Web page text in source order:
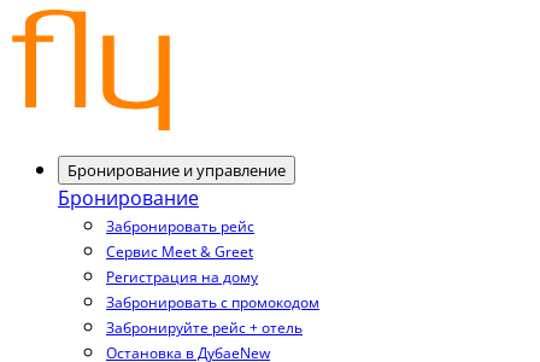
Бронирование и управление
Бронирование
Забронировать рейс
Сервис Meet & Greet
Регистрация на дому
Забронировать с промокодом
Забронируйте рейс + отель
Остановка в ДубаеNew